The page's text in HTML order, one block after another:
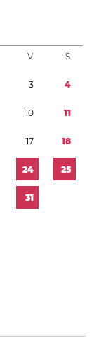
V S
3 4
10 11
17 18
24 25
31